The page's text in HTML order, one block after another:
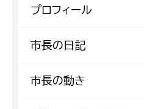
プロフィール
市長の日記
市長の動き